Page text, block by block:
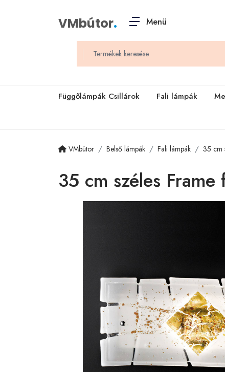
VMbútor. Menü
Függőlámpák Csillárok Fali lámpák
VMbútor Belső lámpák Fali lámpák 35 cm
35 cm széles Frame